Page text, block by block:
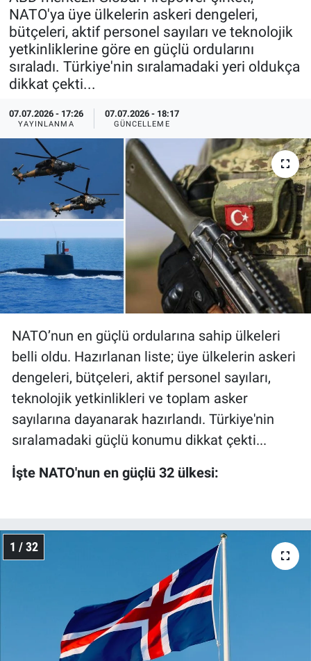
NATO'ya üye ülkelerin askeri dengeleri,
bütçeleri, aktif personel sayıları ve teknolojik
yetkinliklerine göre en güçlü ordularını
sıraladı. Türkiye'nin sıralamadaki yeri oldukça
dikkat çekti...
07.07.2026 - 17:26
YAYINLANMA
07.07.2026 - 18:17
GÜNCELLEME
NATO’nun en güçlü ordularına sahip ülkeleri
belli oldu. Hazırlanan liste; üye ülkelerin askeri
dengeleri, bütçeleri, aktif personel sayıları,
teknolojik yetkinlikleri ve toplam asker
sayılarına dayanarak hazırlandı. Türkiye'nin
sıralamadaki güçlü konumu dikkat çekti...
İşte NATO'nun en güçlü 32 ülkesi:
1 / 32
Özel Haberler
Yazarlar
Dünya
Medya
Özel Haberler
Erişim Bilgileri
Sağlık
Teknoloji
Ramazan
Haber Arşivi